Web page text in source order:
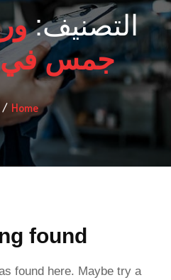
التصنيف:
جمس في
Home
found!
found here. Maybe try a